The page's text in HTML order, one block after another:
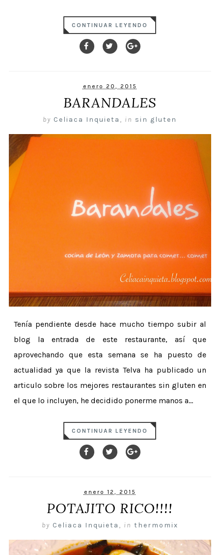
CONTINUAR LEYENDO
enero 20, 2015
BARANDALES
by Celiaca Inquieta , in sin gluten
Tenía pendiente desde hace mucho tiempo subir al
blog la entrada de este restaurante, así que
aprovechando que esta semana se ha puesto de
actualidad ya que la revista Telva ha publicado un
articulo sobre los mejores restaurantes sin gluten en
el que lo incluyen, he decidido ponerme manos a...
CONTINUAR LEYENDO
enero 12, 2015
POTAJITO RICO!!!!
by Celiaca Inquieta , in thermomix